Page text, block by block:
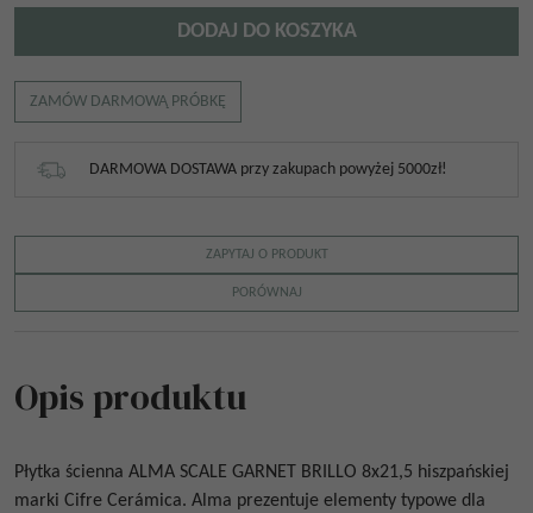
DODAJ DO KOSZYKA
ZAMÓW DARMOWĄ PRÓBKĘ
DARMOWA DOSTAWA przy zakupach powyżej 5000zł!
ZAPYTAJ O PRODUKT
PORÓWNAJ
Opis produktu
Płytka ścienna ALMA SCALE GARNET BRILLO 8x21,5 hiszpańskiej
marki Cifre Cerámica. Alma prezentuje elementy typowe dla